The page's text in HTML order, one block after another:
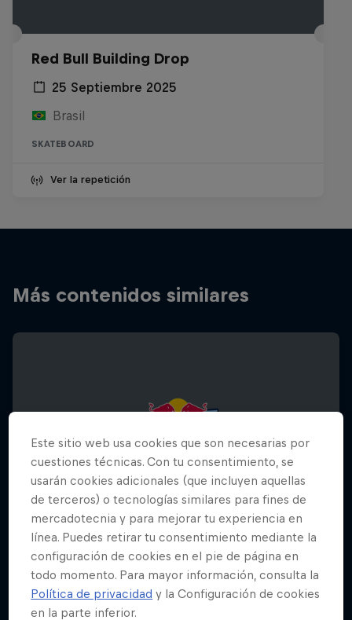
Red Bull Building Drop
25 Septiembre 2025
Brasil
SKATEBOARD
Ver la repetición
Más contenidos similares
Red Bull Building Drop
Este sitio web usa cookies que son necesarias por
cuestiones técnicas. Con tu consentimiento, se
usarán cookies adicionales (que incluyen aquellas
de terceros) o tecnologías similares para fines de
mercadotecnia y para mejorar tu experiencia en
línea. Puedes retirar tu consentimiento mediante la
configuración de cookies en el pie de página en
todo momento. Para mayor información, consulta la
Política de privacidad y la Configuración de cookies
en la parte inferior.